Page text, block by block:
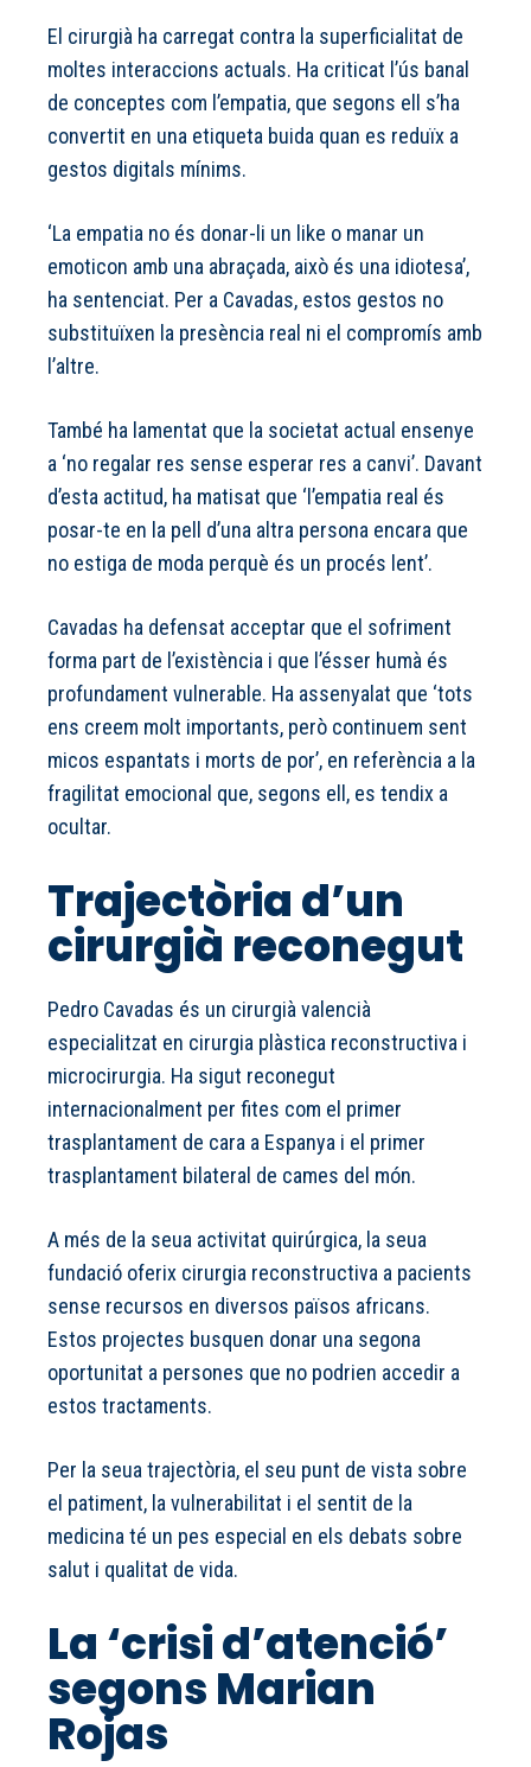
El cirurgià ha carregat contra la superficialitat de
moltes interaccions actuals. Ha criticat l’ús banal
de conceptes com l’empatia, que segons ell s’ha
convertit en una etiqueta buida quan es reduïx a
gestos digitals mínims.
‘La empatia no és donar-li un like o manar un
emoticon amb una abraçada, això és una idiotesa’,
ha sentenciat. Per a Cavadas, estos gestos no
substituïxen la presència real ni el compromís amb
l’altre.
També ha lamentat que la societat actual ensenye
a ‘no regalar res sense esperar res a canvi’. Davant
d’esta actitud, ha matisat que ‘l’empatia real és
posar-te en la pell d’una altra persona encara que
no estiga de moda perquè és un procés lent’.
Cavadas ha defensat acceptar que el sofriment
forma part de l’existència i que l’ésser humà és
profundament vulnerable. Ha assenyalat que ‘tots
ens creem molt importants, però continuem sent
micos espantats i morts de por’, en referència a la
fragilitat emocional que, segons ell, es tendix a
ocultar.
Trajectòria d’un
cirurgià reconegut
Pedro Cavadas és un cirurgià valencià
especialitzat en cirurgia plàstica reconstructiva i
microcirurgia. Ha sigut reconegut
internacionalment per fites com el primer
trasplantament de cara a Espanya i el primer
trasplantament bilateral de cames del món.
A més de la seua activitat quirúrgica, la seua
fundació oferix cirurgia reconstructiva a pacients
sense recursos en diversos països africans.
Estos projectes busquen donar una segona
oportunitat a persones que no podrien accedir a
estos tractaments.
Per la seua trajectòria, el seu punt de vista sobre
el patiment, la vulnerabilitat i el sentit de la
medicina té un pes especial en els debats sobre
salut i qualitat de vida.
La ‘crisi d’atenció’
segons Marian
Rojas